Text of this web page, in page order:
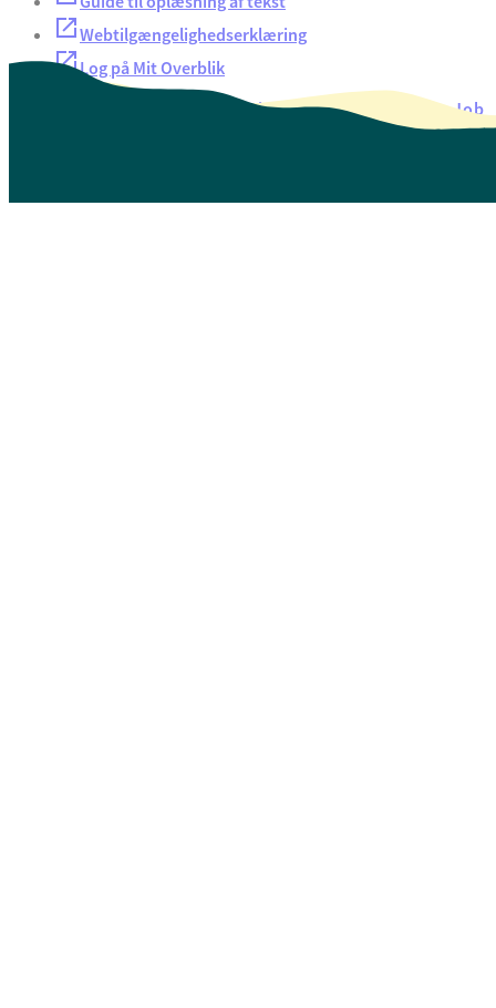
Webtilgængelighedserklæring
Log på Mit Overblik
Oversigt over selvbetjeningJob